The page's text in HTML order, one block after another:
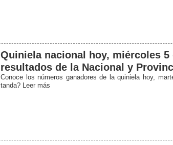
Quiniela nacional hoy, miércoles 5
resultados de la Nacional y
Conoce los números ganadores de la quiniela hoy,
tanda? Leer más